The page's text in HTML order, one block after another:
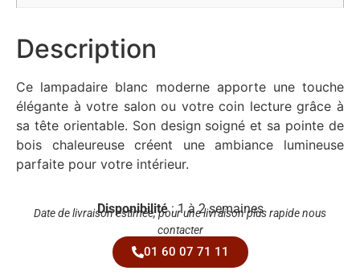
Description
Ce lampadaire blanc moderne apporte une touche
élégante à votre salon ou votre coin lecture grâce à
sa tête orientable. Son design soigné et sa pointe de
bois chaleureuse créent une ambiance lumineuse
parfaite pour votre intérieur.
Disponibilité: 1 à 2 semaines
Date de livraison estimée, pour une livraison plus rapide nous
contacter
01 60 07 71 11